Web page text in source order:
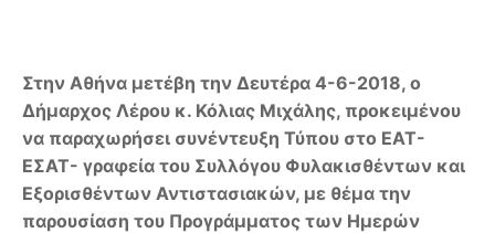
Στην Αθήνα μετέβη την Δευτέρα 4-6-2018, o
Δήμαρχος Λέρου κ. Κόλιας Μιχάλης, προκειμένου
να παραχωρήσει συνέντευξη Τύπου στο ΕΑΤ-
ΕΣΑΤ- γραφεία του Συλλόγου Φυλακισθέντων και
Εξορισθέντων Αντιστασιακών, με θέμα την
παρουσίαση του Προγράμματος των Ημερών